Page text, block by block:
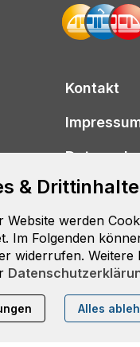
Kontakt
facebook
& Drittinhalte
Website werden
Im Folgenden
widerrufen.
Alles